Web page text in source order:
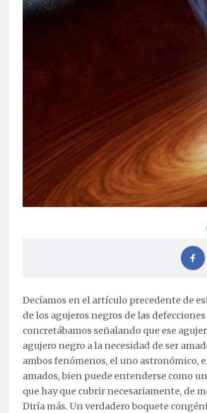
Decíamos en el artículo precedente de
de los agujeros negros de las
concretábamos señalando que ese
agujero negro a la necesidad de ser
ambos fenómenos, el uno astronómico,
amados, bien puede entenderse como
que hay que cubrir necesariamente, de
Diría más. Un verdadero boquete